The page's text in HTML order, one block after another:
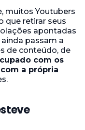
muitos Youtubers
que retirar seus
apontadas
passam a
de conteúdo, de
com os
a própria